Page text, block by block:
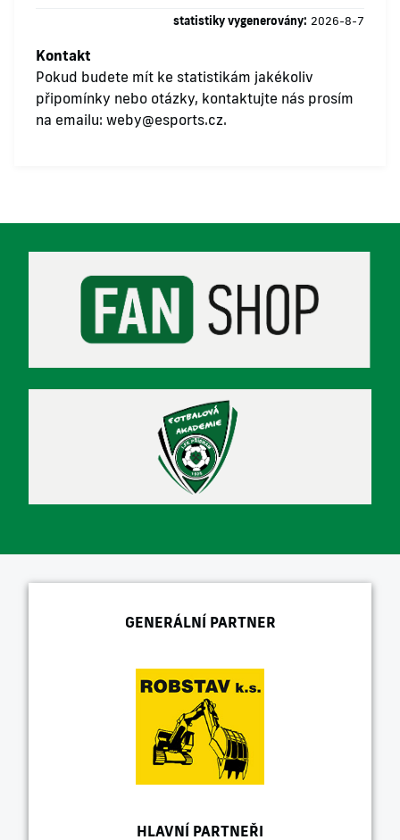
statistiky vygenerovány: 2026-8-7
Kontakt
Pokud budete mít ke statistikám jakékoliv
připomínky nebo otázky, kontaktujte nás prosím
na emailu: weby@esports.cz.
GENERÁLNÍ PARTNER
HLAVNÍ PARTNEŘI